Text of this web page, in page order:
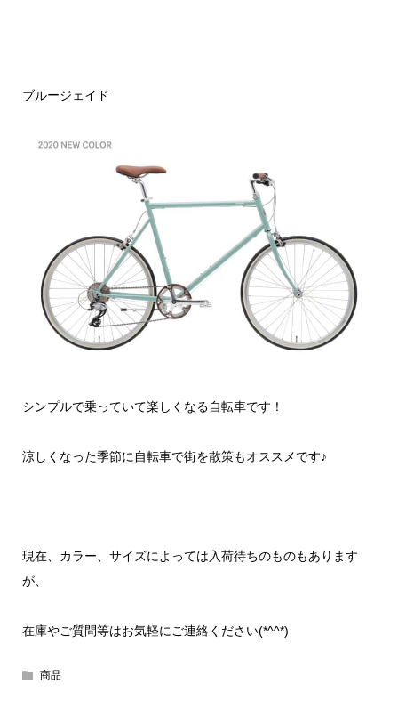
ブルージェイド
シンプルで乗っていて楽しくなる自転車です！
涼しくなった季節に自転車で街を散策もオススメです♪
現在、カラー、サイズによっては入荷待ちのものもあります
が、
在庫やご質問等はお気軽にご連絡ください(*^^*)
商品